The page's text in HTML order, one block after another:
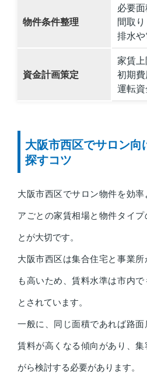
物件条件整理
必要面
間取
排水
資金計画策定
家賃上
初期費
運転
大阪市西区でサロン向
探すコツ
大阪市西区でサロン物件を効
アごとの家賃相場と物件タイ
とが大切です。
大阪市西区は集合住宅と事業
も高いため、賃料水準は市内
とされています。
一般に、同じ面積であれば路
賃料が高くなる傾向があり、
がら検討する必要があります。